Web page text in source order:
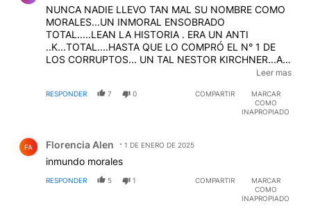
NUNCA NADIE LLEVO TAN MAL SU NOMBRE COMO
MORALES...UN INMORAL ENSOBRADO
TOTAL.....LEAN LA HISTORIA . ERA UN ANTI
..K...TOTAL....HASTA QUE LO COMPRÓ EL N° 1 DE
LOS CORRUPTOS... UN TAL NESTOR KIRCHNER...A
PARTIR DE AHÍ ...NUNCA MÁS FUÉ ..ES...Y SERÁ
PARA VIVIR MINTIENDO Y ENGORDANO SU CUENTA
Leer mas
RESPONDER 7 0 COMPARTIR
MARCAR
COMO
INAPROPIADO
FA Florencia Alen 1 DE ENERO DE 2025
inmundo morales
RESPONDER 5 1 COMPARTIR
MARCAR
COMO
INAPROPIADO